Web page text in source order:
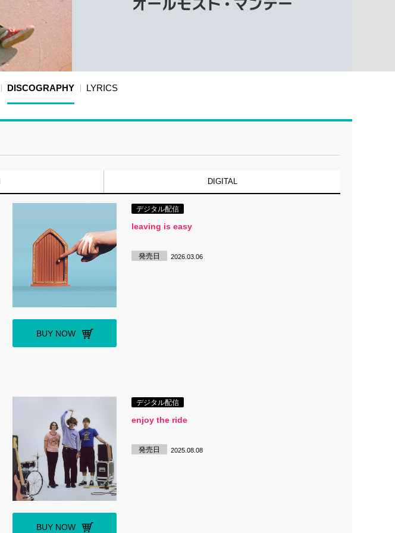
DISCOGRAPHY LYRICS
DIGITAL
BUY NOW
デジタル配信
leaving is easy
発売日 2026.03.06
BUY NOW
デジタル配信
enjoy the ride
発売日 2025.08.08